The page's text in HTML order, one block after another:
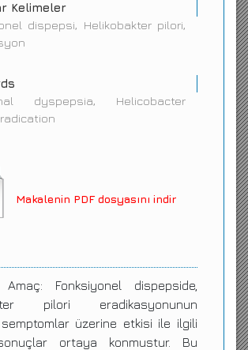
Kelimeler
dispepsi, Helikobakter pilori,
dyspepsia, Helicobacter
Makalenin PDF dosyasını indir
Fonksiyonel dispepside,
pilori eradikasyonunun
üzerine etkisi ile ilgili
ortaya konmustur. Bu